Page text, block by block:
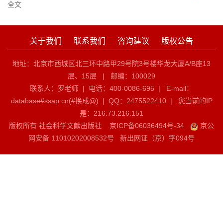
全文
关于我们 联系我们 咨询建议 版权公告
地址：北京市西城区北三环中路甲29号院3号楼华龙大厦A/B座13
层、15层 | 邮编：100029
联系人：罗老师 | 电话：400-0086-695 | E-mail：
database#ssap.cn(#换成@) | QQ：2475522410 | 您当前的IP
是： 216.73.216.151
版权所有 社会科学文献出版社 京ICP备06036494号-34
京公
网安备 11010202008532号
新出网证（京）字094号